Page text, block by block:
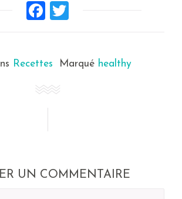
Facebook
Recettes Marqué healthy
UN COMMENTAIRE